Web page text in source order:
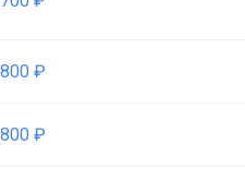
800 ₽
800 ₽